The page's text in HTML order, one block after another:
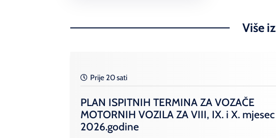
Više
Prije 20 sati
PLAN ISPITNIH TERMINA ZA VOZAČE
MOTORNIH VOZILA ZA VIII, IX. i X. mjesec
2026.godine